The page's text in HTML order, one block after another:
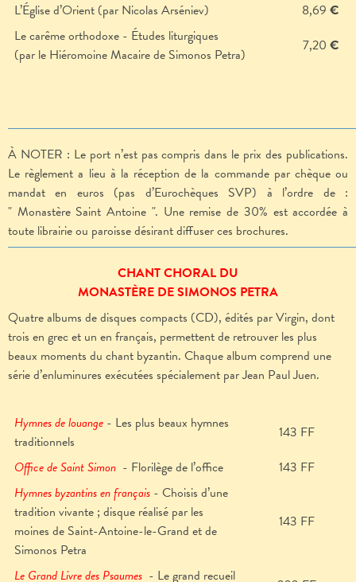
L’Église d’Orient (par Nicolas Arséniev)
8,69 €
Le carême orthodoxe - Études liturgiques
(par le Hiéromoine Macaire de Simonos Petra)
7,20 €
À NOTER : Le port n’est pas compris dans le prix des publications.
Le règlement a lieu à la réception de la commande par chèque ou
mandat en euros (pas d’Eurochèques SVP) à l’ordre de :
" Monastère Saint Antoine ". Une remise de 30% est accordée à
toute librairie ou paroisse désirant diffuser ces brochures.
CHANT CHORAL DU
MONASTÈRE DE SIMONOS PETRA
Quatre albums de disques compacts (CD), édités par Virgin, dont
trois en grec et un en français, permettent de retrouver les plus
beaux moments du chant byzantin. Chaque album comprend une
série d’enluminures exécutées spécialement par Jean Paul Juen.
Hymnes de louange - Les plus beaux hymnes
traditionnels
143 FF
Office de Saint Simon - Florilège de l’office
143 FF
Hymnes byzantins en français - Choisis d’une
tradition vivante ; disque réalisé par les
moines de Saint-Antoine-le-Grand et de
Simonos Petra
143 FF
Le Grand Livre des Psaumes - Le grand recueil